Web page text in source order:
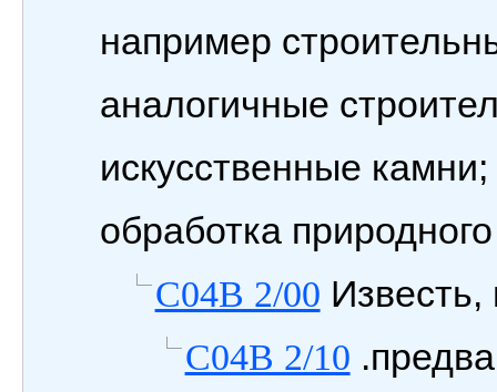
например
аналогичные
искусственные
обработка
C04B 2/00
C04B 2/10